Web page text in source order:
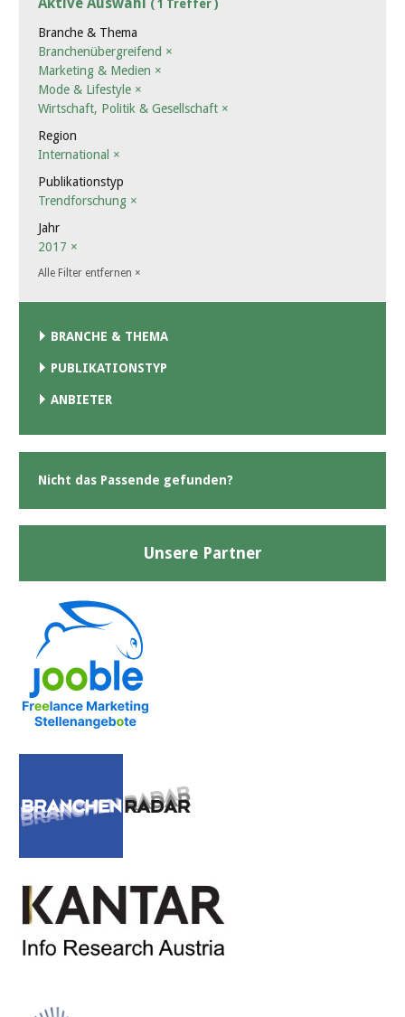
( 1 Treffer )
Branche & Thema
Branchenübergreifend ×
Marketing & Medien ×
Mode & Lifestyle ×
Wirtschaft, Politik & Gesellschaft ×
Region
International ×
Publikationstyp
Trendforschung ×
Jahr
2017 ×
Alle Filter entfernen ×
BRANCHE & THEMA
PUBLIKATIONSTYP
ANBIETER
Nicht das Passende gefunden?
Unsere Partner